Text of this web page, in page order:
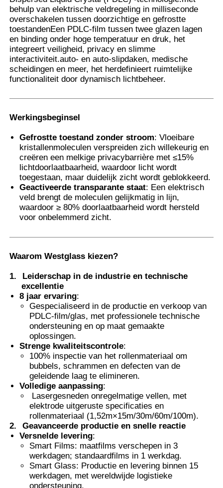
Producten
Over ons
Fabrieksreis
Kwaliteitscontrole
Contacteer ons
nieuws
Alle Gevallen
De Beschermingsfilm van de autoverf
Smart PDLC film
Heldere Nano Keramische Tint
Fotochrome Folie
Verf voor auto's
Smart pdlc glas
PNLC-film
Gelaagde glazen PVB-tussenlaag
behulp van elektrische veldregeling in milliseconde
overschakelen tussen doorzichtige en gefrostte
toestandenEen PDLC-film tussen twee glazen lagen
en binding onder hoge temperatuur en druk, het
integreert veiligheid, privacy en slimme
interactiviteit.auto- en auto-slipdaken, medische
scheidingen en meer, het herdefinieert ruimtelijke
functionaliteit door dynamisch lichtbeheer.
Werkingsbeginsel
Gefrostte toestand zonder stroom: Vloeibare
kristallenmoleculen verspreiden zich willekeurig en
creëren een melkige privacybarrière met ≤15%
lichtdoorlaatbaarheid, waardoor licht wordt
toegestaan, maar duidelijk zicht wordt geblokkeerd.
Geactiveerde transparante staat: Een elektrisch
veld brengt de moleculen gelijkmatig in lijn,
waardoor ≥ 80% doorlaatbaarheid wordt hersteld
voor onbelemmerd zicht.
Waarom Westglass kiezen?
1.
Leiderschap in de industrie en technische
excellentie
8 jaar ervaring:
Gespecialiseerd in de productie en verkoop van
PDLC-film/glas, met professionele technische
ondersteuning en op maat gemaakte
oplossingen.
Strenge kwaliteitscontrole:
100% inspectie van het rollenmateriaal om
bubbels, schrammen en defecten van de
geleidende laag te elimineren.
Volledige aanpassing:
Lasergesneden onregelmatige vellen, met
elektrode uitgeruste specificaties en
rollenmateriaal (1,52m×15m/30m/60m/100m).
2.
Geavanceerde productie en snelle reactie
Versnelde levering:
Smart Films: maatfilms verschepen in 3
werkdagen; standaardfilms in 1 werkdag.
Smart Glass: Productie en levering binnen 15
werkdagen, met wereldwijde logistieke
ondersteuning.